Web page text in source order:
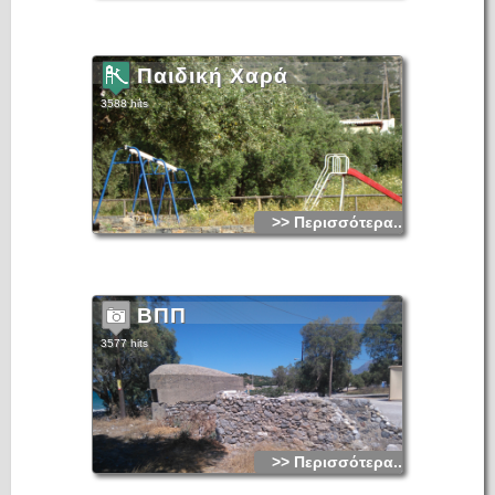
(σαν Κalo Khrio) στην απογραφή που έκαναν οι Αιγύπτιοι τη
διάρκεια της δικής τους κατοχής στην Κρήτη (τα έτη 1830
έως 1840). Στην απογραφή αυτή, του 1834, το Καλό Χωριό
είχε 10 χριστιανικές οικογένειες και 4 μωαμεθανικές. Το 1881
ανήκε στο Δήμο Κριτσάς με 329 κατοίκους όπως και το
1900 με 575 κατοίκους. Το 1920 είναι έδρα αγροτικού Δήμου
(αναγράφεται ως Καλό Χωρίον) με 677 κατοίκους, το 1928
(ως Καλό Χωριό) είναι έδρα κοινότητας με 523 κατοίκους, το
1940 (πάλι ως Καλόν Χωρίον) με 659 κατοίκους και το 1951
φτάνει τους 721 κατοίκους. Από τότε αρχίζει σταδιακά μια
φθίνουσα πορεία καθώς το ανθρώπινο δυναμικό του
απορροφάται από τον ταχύτατα αναπτυσσόμενο Άγιο
Νικόλαο. Έτσι το 1961 μένει με 704, το 1971 με 554, το
1981 με 612 και τέλος το 1991 με 548 μόνο κατοίκους
(σύνολο κοινότητας 1066 κάτοικοι). Το Καλό Χωριό
ο Ν. Σταυράκης γράφει το 1890, ότι «το χωρίον τούτο
εκαλείτο μέχρι προ ολίγων δεκαετηρίδων Ίστρωνας ή
Νίστρωνας...». Σε αχρονολόγητο έγγραφο του τουρκικού
Ιεροδικείου της περιόδου 1672-94, αναφέρεται ως «Κακό
Χωρίο». Το σημερινό όνομα του δόθηκε κατ' ευφημισμό,
γιατί ολόκληρη η περιοχή υπέφερε από ελώδεις πυρετούς.
Η Αμερικανίδα αρχαιολόγος Έντιθ Χώλ στα 1910-1912
έκαμε ανασκαφές στο λόφο του Βροκάστρου και ανακάλυψε
άγνωστης ονομασίας μικρό αλλά σημαντικό μεσομινωϊκό
οικισμό. Ένας αρχαιοελληνικός ναός φαίνεται σε ερείπια
κοντά στον οικισμό του Πύργου (στου Μαρμάρο) που ίσως
μια ανασακφή να μας δώσει στοιχεία της ιστορίας του
ευρύτερου χώρου. Όπως ιστορικοί αναφέρουν, ίσως να είναι
ο ναός του Βάκχου (Διονύσου) και ο μετέπειτα του Αγ.
Σεργίου, Στα Βενετικά χρόνια ολόκληρη η κοιλάδα
Παιδική Χαρά
3588 hits
>> Περισσότερα...
ΒΠΠ
3577 hits
>> Περισσότερα...